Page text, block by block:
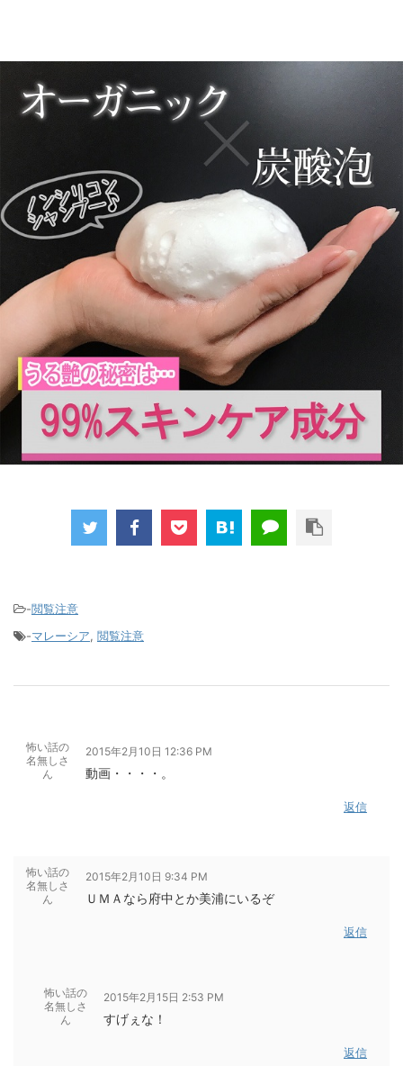
-閲覧注意
-マレーシア, 閲覧注意
怖い話の
名無しさ
ん
2015年2月10日 12:36 PM
動画・・・・。
返信
怖い話の
名無しさ
ん
2015年2月10日 9:34 PM
ＵＭＡなら府中とか美浦にいるぞ
返信
怖い話の
名無しさ
ん
2015年2月15日 2:53 PM
すげぇな！
返信